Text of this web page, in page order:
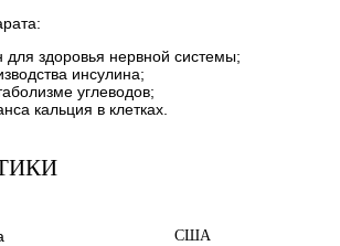
для здоровья нервной системы;
инсулина;
углеводов;
кальция в клетках.
США